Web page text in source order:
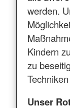
werden.
Kindern
zu
Unser